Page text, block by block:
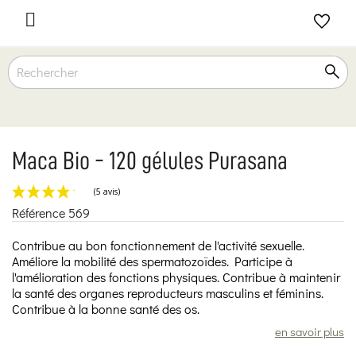

Maca Bio - 120 gélules Purasana
(5 avis)
Référence 569
Contribue au bon fonctionnement de l'activité sexuelle.
Améliore la mobilité des spermatozoïdes. Participe à
l'amélioration des fonctions physiques. Contribue à maintenir
la santé des organes reproducteurs masculins et féminins.
Contribue à la bonne santé des os.
en savoir plus